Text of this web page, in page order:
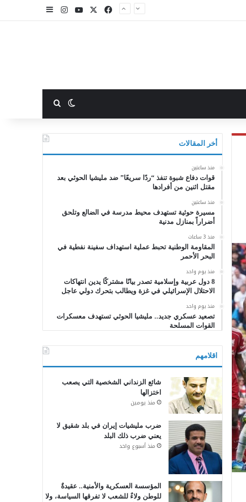
فيسبوكيوتيوبانستقرامإضافة عمود
الوضع المظلم
بحث عن
أخر المقالات
منذ ساعتين
قوات دفاع شبوة تنفذ “ردًا سريعًا” ضد مليشيا الحوثي بعد
مقتل اثنين من أفرادها
منذ ساعتين
مسيرة حوثية تستهدف محيط مدرسة في الضالع وتلحق
أضراراً بمنازل مدنية
منذ 3 ساعات
المقاومة الوطنية تحبط عملية استهداف سفينة نفطية في
البحر الأحمر
منذ يوم واحد
8 دول عربية وإسلامية تصدر بيانًا مشتركًا يدين انتهاكات
الاحتلال الإسرائيلي في غزة ويطالب بتحرك دولي عاجل
منذ يوم واحد
تصعيد عسكري جديد.. مليشيا الحوثي تستهدف معسكرات
القوات المسلحة
اقلامهم
شائع الزنداني الشخصية التي يصعب
اختزالها
منذ يومين
ضرب مليشيات إيران في بلد شقيق لا
يعني ضرب ذلك البلد
منذ أسبوع واحد
المؤسسة العسكرية والأمنية.. عقيدةٌ
للوطن ولاءٌ للشعب لا تفرقها السياسة، ولا